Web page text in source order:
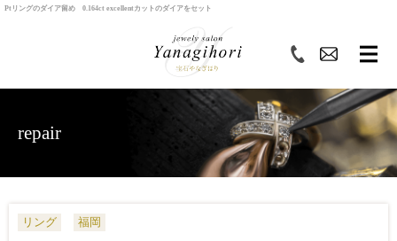
Ptリングのダイア留め 0.164ct excellentカットのダイアをセット
repair
リング 福岡